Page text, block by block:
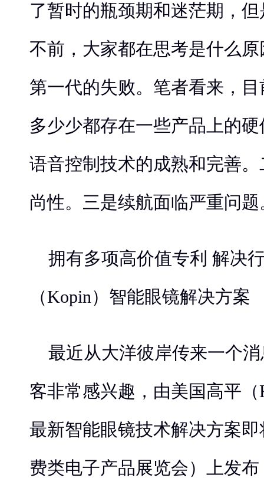
了暂时的瓶颈期和迷茫期，
不前，大家都在思考是什么
第一代的失败。笔者看来，
多少少都存在一些产品上的
语音控制技术的成熟和完善
尚性。三是续航面临严重问题
拥有多项高价值专利 解决
（Kopin）智能眼镜解决方案
最近从大洋彼岸传来一个
客非常感兴趣，由美国高平
最新智能眼镜技术解决方案即
费类电子产品展览会）上发